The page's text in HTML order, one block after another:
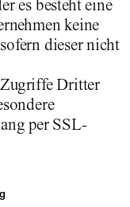
es besteht eine
keine
dieser nicht
Dritter
per SSL-